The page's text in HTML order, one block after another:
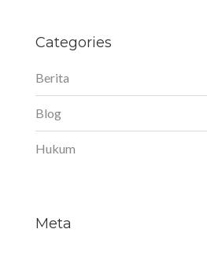
Categories
Berita
Blog
Hukum
Meta